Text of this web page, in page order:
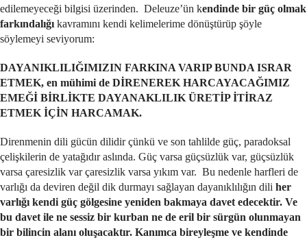
edilemeyeceği bilgisi üzerinden. Deleuze’ün kendinde bir güç olmak
farkındalığı kavramını kendi kelimelerime dönüştürüp şöyle
söylemeyi seviyorum:
DAYANIKLILIĞIMIZIN FARKINA VARIP BUNDA ISRAR
ETMEK, en mühimi de DİRENEREK HARCAYACAĞIMIZ
EMEĞİ BİRLİKTE DAYANAKLILIK ÜRETİP İTİRAZ
ETMEK İÇİN HARCAMAK.
Direnmenin dili gücün dilidir çünkü ve son tahlilde güç, paradoksal
çelişkilerin de yatağıdır aslında. Güç varsa güçsüzlük var, güçsüzlük
varsa çaresizlik var çaresizlik varsa yıkım var. Bu nedenle harfleri de
varlığı da deviren değil dik durmayı sağlayan dayanıklılığın dili her
varlığı kendi güç gölgesine yeniden bakmaya davet edecektir. Ve
bu davet ile ne sessiz bir kurban ne de eril bir sürgün olunmayan
bir bilincin alanı oluşacaktır. Kanımca bireyleşme ve kendinde